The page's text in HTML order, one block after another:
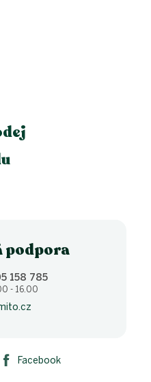
podpora
158 785
- 16.00
Facebook